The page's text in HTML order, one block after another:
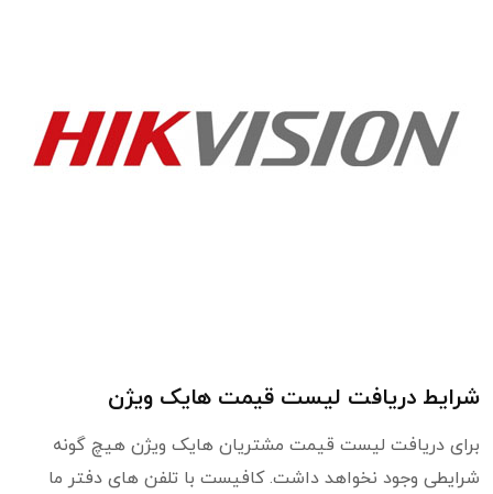
شرایط دریافت لیست قیمت هایک ویژن
برای دریافت لیست قیمت مشتریان هایک ویژن هیچ گونه
شرایطی وجود نخواهد داشت. کافیست با تلفن های دفتر ما